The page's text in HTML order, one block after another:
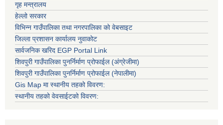
गृह मन्त्रालय
हेल्लो सरकार
विभिन्न गाउँपालिका तथा नगरपालिका को वेबसाइट
जिल्ला प्रशासन कार्यालय नुवाकोट
सार्वजनिक खरिद EGP Portal Link
शिवपुरी गाउँपालिका पुनर्निर्माण प्रोफाईल (अंग्रेजीमा)
शिवपुरी गाउँपालिका पुनर्निर्माण प्रोफाईल (नेपालीमा)
Gis Map मा स्थानीय तहको विवरण:
स्थानीय तहको वेवसाईटको विवरण: